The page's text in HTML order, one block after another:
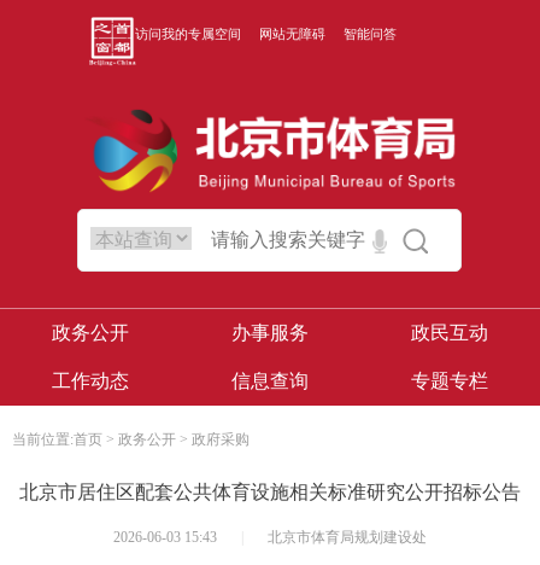
访问我的专属空间 网站无障碍 智能问答
政务公开 办事服务 政民互动
工作动态 信息查询 专题专栏
当前位置:首页 > 政务公开 > 政府采购
北京市居住区配套公共体育设施相关标准研究公开招标公告
2026-06-03 15:43 北京市体育局规划建设处